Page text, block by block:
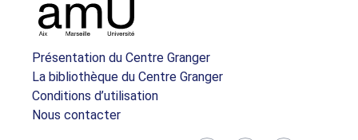
Présentation du Centre Granger
La bibliothèque du Centre Granger
Conditions d’utilisation
Nous contacter